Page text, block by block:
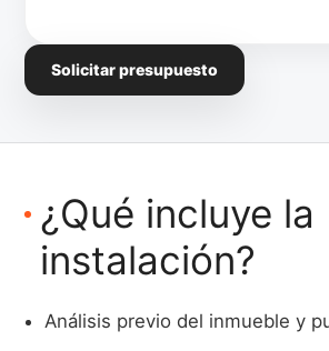
Solicitar presupuesto
¿Qué incluye la
instalación?
Análisis previo del inmueble y